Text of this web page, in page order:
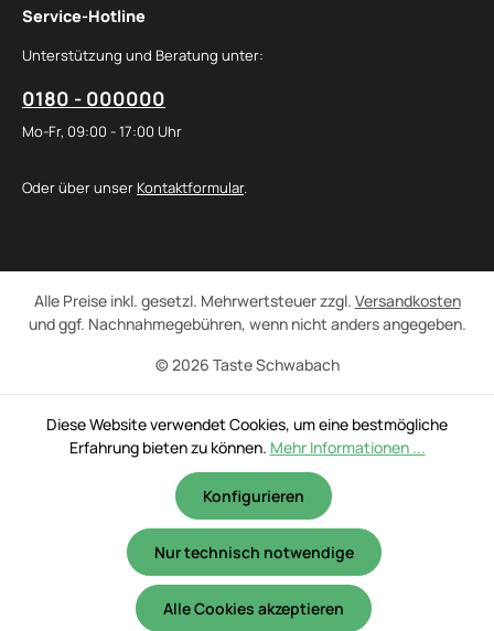
Service-Hotline
Unterstützung und Beratung unter:
0180 - 000000
Mo-Fr, 09:00 - 17:00 Uhr
Oder über unser Kontaktformular.
© 2026 Taste Schwabach
Alle Preise inkl. gesetzl. Mehrwertsteuer zzgl. Versandkosten
und ggf. Nachnahmegebühren, wenn nicht anders angegeben.
Diese Website verwendet Cookies, um eine bestmögliche
Erfahrung bieten zu können. Mehr Informationen ...
Nur technisch notwendige
Konfigurieren
Alle Cookies akzeptieren